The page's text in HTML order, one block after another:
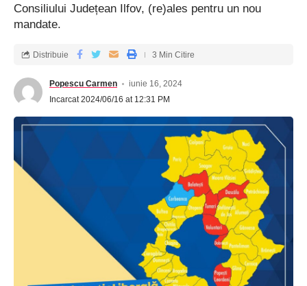
Consiliului Județean Ilfov, (re)ales pentru un nou
mandate.
Popescu Carmen
iunie 16, 2024
Incarcat 2024/06/16 at 12:31 PM
Distribuie 3 Min Citire